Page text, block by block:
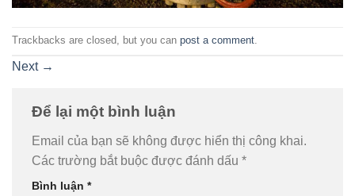
Trackbacks are closed, but you can post a comment
Next →
Để lại một bình luận
Email của bạn sẽ không được hiển thị công khai.
Các trường bắt buộc được đánh dấu *
Bình luận *